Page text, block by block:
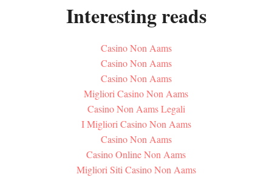
Interesting reads
Casino Non Aams
Casino Non Aams
Casino Non Aams
Migliori Casino Non Aams
Casino Non Aams Legali
I Migliori Casino Non Aams
Casino Non Aams
Casino Online Non Aams
Migliori Siti Casino Non Aams